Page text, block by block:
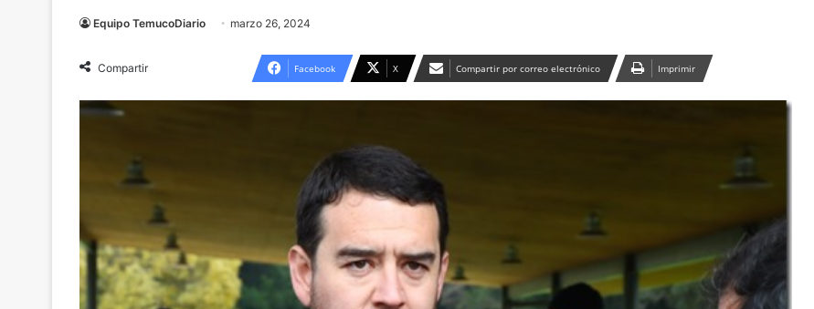
Equipo TemucoDiario marzo 26, 2024
Compartir Facebook X Compartir por correo electrónico Imprimir